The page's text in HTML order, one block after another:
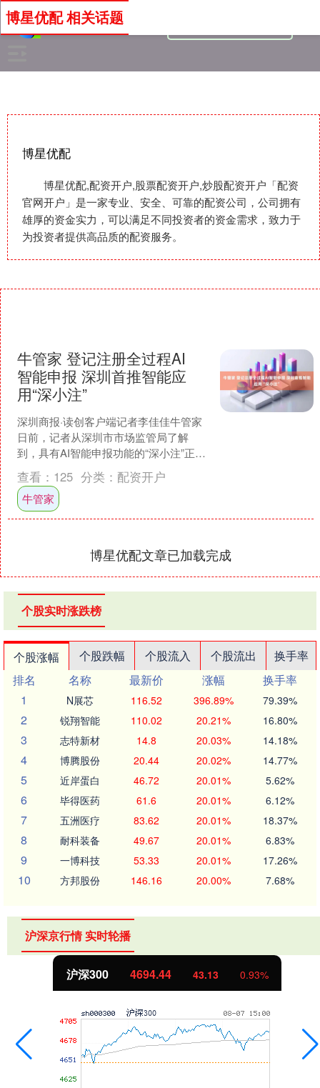
博星优配
博星优配,配资开户,股票配资开户,炒股配资开户「配资
官网开户」是一家专业、安全、可靠的配资公司，公司拥有
雄厚的资金实力，可以满足不同投资者的资金需求，致力于
为投资者提供高品质的配资服务。
博星优配 相关话题
牛管家 登记注册全过程AI
智能申报 深圳首推智能应
用“深小注”
深圳商报·读创客户端记者李佳佳牛管家
日前，记者从深圳市市场监管局了解
到，具有AI智能申报功能的“深小注”正式
上线，简单对话即可办理营业执照。 “深
小注”智能应....
查看： 125 分类： 配资开户
牛管家
博星优配文章已加载完成
个股实时涨跌榜
个股涨幅 个股跌幅 个股流入 个股流出
换手率
排名
名称 最新价 涨幅
换手率
1
N展芯 116.52 396.89% 79.39%
2 锐翔智能 110.02 20.21% 16.80%
3 志特新材 14.8 20.03% 14.18%
4 博腾股份 20.44 20.02% 14.77%
5 近岸蛋白 46.72 20.01% 5.62%
6 毕得医药 61.6 20.01% 6.12%
7 五洲医疗 83.62 20.01% 18.37%
8 耐科装备 49.67 20.01% 6.83%
9 一博科技 53.33 20.01% 17.26%
10 方邦股份 146.16 20.00% 7.68%
沪深京行情 实时轮播
北证50 1134.24 11.37 1.01%